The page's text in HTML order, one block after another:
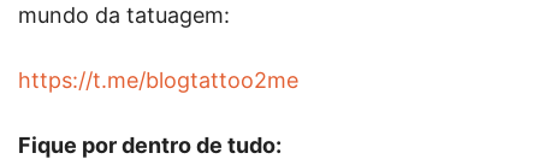
mundo da tatuagem:
https://t.me/blogtattoo2me
Fique por dentro de tudo: